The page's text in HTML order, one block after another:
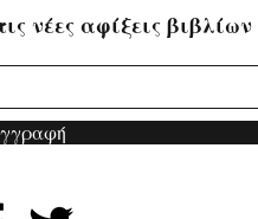
νέες αφίξεις βιβλίων